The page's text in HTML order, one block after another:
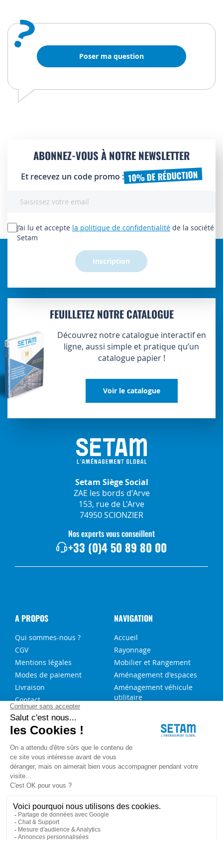
? Poser ma question
ABONNEZ-VOUS À NOTRE NEWSLETTER
Et recevez un code promo : 10% DE RÉDUCTION
lettre
d’information
J’ai lu et accepte la politique de confidentialité de la société
Setam
Inscription
FEUILLETEZ NOTRE CATALOGUE
Découvrez notre catalogue interactif en
ligne, aussi simple et pratique qu’un
catalogue papier !
Voir le catalogue
Setam Siège Social
ZAE les bords d'Arve
153, rue de L'Arve
74950 SCIONZIER
Nos experts vous conseillent
+33 (0)4 50 89 80 00
A PROPOS
Qui sommes-nous ?
CGV
Mentions légales
Modes de paiement
Livraison
Contact
NAVIGATION
Accueil
Rayonnage
Mobilier et Rangement
Aménagement d'espaces
Aménagement véhicule
utilitaire
NOS SERVICES
FAQ
Blog
Aide au choix rayonnage
Service de montage
Besoin d'aide ?